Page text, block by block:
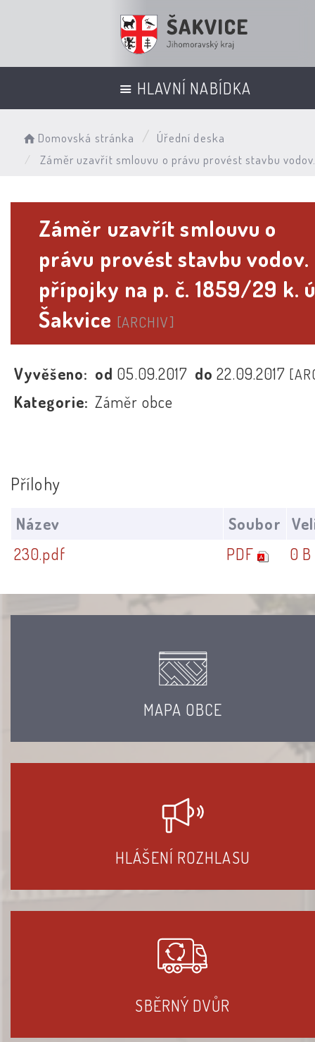
HLAVNÍ NABÍDKA
Domovská stránka
Úřední deska
Záměr uzavřít smlouvu o právu provést stavbu
Záměr uzavřít smlouvu o
právu provést stavbu vodov.
přípojky na p. č. 1859/29 k.
Šakvice [ARCHIV]
Vyvěšeno: od 05.09.2017 do22.09.2017
Kategorie: Záměr obce
Přílohy
Název Soubor
230.pdf
PDF 0 B
MAPA OBCE
HLÁŠENÍ ROZHLASU
SBĚRNÝ DVŮR